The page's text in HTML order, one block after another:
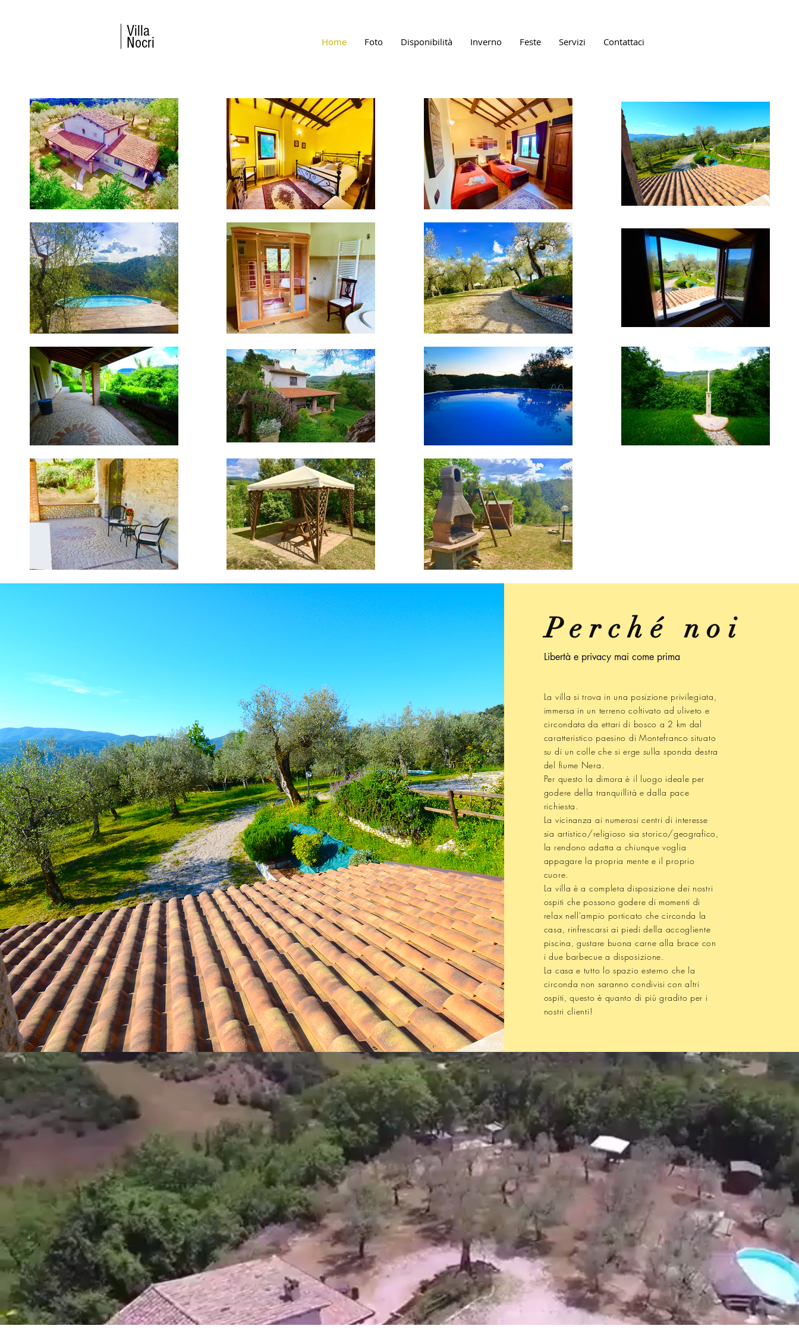
Villa
Nocri Home Foto Disponibilità Inverno Feste Servizi Contattaci
Perché noi
Libertà e privacy mai comeprima
La villa si trova in una posizione privilegiata,
immersa in un terreno coltivato ad uliveto e
circondata da ettari di bosco a 2 km dal
caratteristico paesino di Montefranco situato
su di un colle che si erge sulla sponda destra
del fiume Nera.
Per questo la dimora è il luogo ideale per
godere della tranquillità e dalla pace
richiesta.
La vicinanza ai numerosi centri di interesse
sia artistico/religioso sia storico/geografico,
la rendono adatta a chiunque voglia
appagare la propria mente e il proprio
cuore.
La villa è a completa disposizione dei nostri
ospiti che possono godere di momenti di
relax nell'ampio porticato che circonda la
casa, rinfrescarsi ai piedi della accogliente
piscina, gustare buona carne alla brace con
i due barbecue a disposizione.
La casa e tutto lo spazio esterno che la
circonda non saranno condivisi con altri
ospiti, questo è quanto di più gradito per i
nostri clienti!